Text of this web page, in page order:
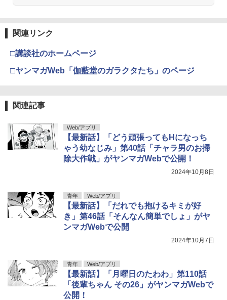
関連リンク
□講談社のホームページ
□ヤンマガWeb「伽藍堂のガラクタたち」のページ
関連記事
Web/アプリ
【最新話】「どう頑張ってもHになっち
ゃう幼なじみ」第40話「チャラ男のお掃
除大作戦」がヤンマガWebで公開！
2024年10月8日
青年 Web/アプリ
【最新話】「だれでも抱けるキミが好
き」第46話「そんなん簡単でしょ」がヤ
ンマガWebで公開
2024年10月7日
青年 Web/アプリ
【最新話】「月曜日のたわわ」第110話
「後輩ちゃん その26」がヤンマガWebで
公開！